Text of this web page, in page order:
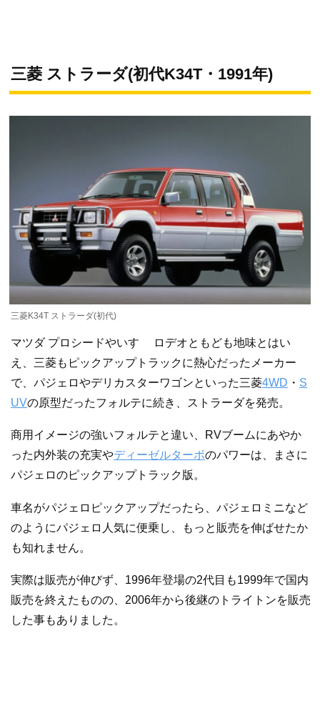
三菱 ストラーダ(初代K34T・1991年)
三菱K34T ストラーダ(初代)
マツダ プロシードやいすゞ ロデオともども地味とはい
え、三菱もピックアップトラックに熱心だったメーカー
で、パジェロやデリカスターワゴンといった三菱4WD ・ S
UVの原型だったフォルテに続き、ストラーダを発売。
商用イメージの強いフォルテと違い、RVブームにあやか
った内外装の充実やディーゼルターボのパワーは、まさに
パジェロのピックアップトラック版。
車名がパジェロピックアップだったら、パジェロミニなど
のようにパジェロ人気に便乗し、もっと販売を伸ばせたか
も知れません。
実際は販売が伸びず、1996年登場の2代目も1999年で国内
販売を終えたものの、2006年から後継のトライトンを販売
した事もありました。